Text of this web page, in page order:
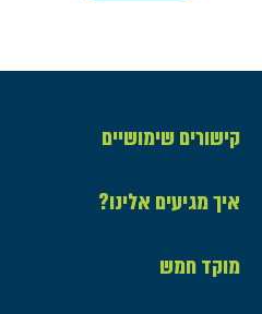
קישורים שימושיים
איך מגיעים אלינו?
מוקד חמש